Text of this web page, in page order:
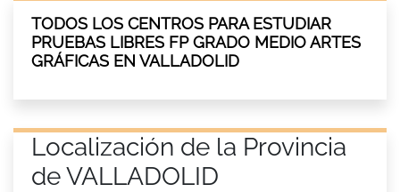
TODOS LOS CENTROS PARA ESTUDIAR
PRUEBAS LIBRES FP GRADO MEDIO ARTES
GRÁFICAS EN VALLADOLID
Localización de la Provincia
de VALLADOLID